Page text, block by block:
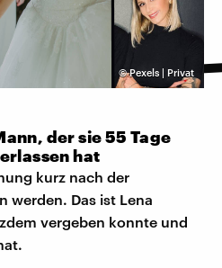
©Pexels | Privat
der sie 55 Tage
hat
kurz nach der
werden. Das ist Lena
vergeben konnte und